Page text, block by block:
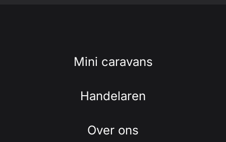
Mini caravans
Handelaren
Over ons